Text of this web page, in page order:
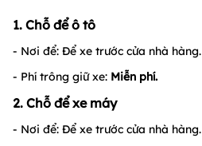
1. Chỗ để ô tô
- Nơi để: Để xe trước cửa nhà hàng.
- Phí trông giữ xe: Miễn phí.
2. Chỗ để xe máy
- Nơi để: Để xe trước cửa nhà hàng.